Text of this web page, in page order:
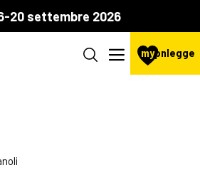
20 settembre 2026
mypnlegge